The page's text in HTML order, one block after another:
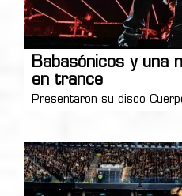
Babasónicos y una
en trance
Presentaron su disco